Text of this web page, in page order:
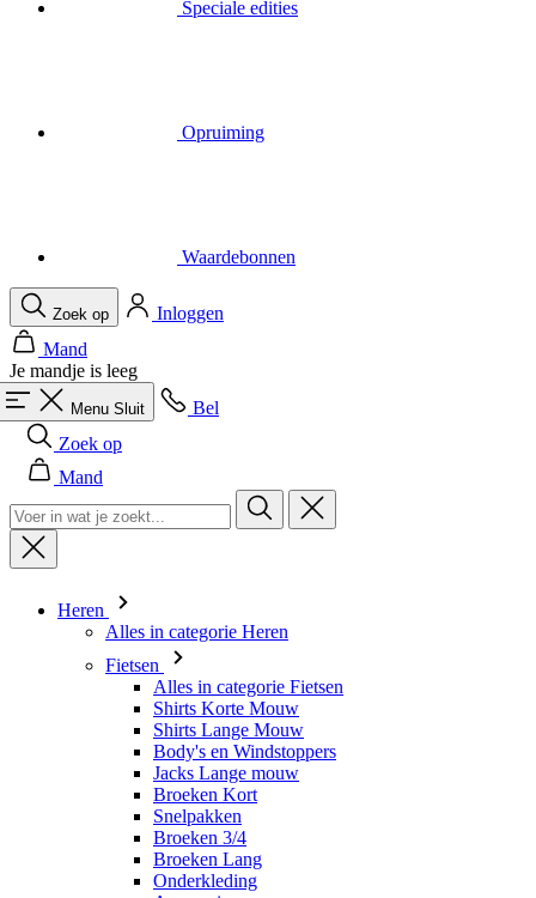
Je mandje is leeg
Menu Sluit
Bel
Zoek op
Mand
Heren
Alles in categorie Heren
Shirts Lange Mouw
Body's en Windstoppers
Jacks Lange mouw
Broeken Kort
Snelpakken
Broeken 3/4
Broeken Lang
Onderkleding
Accessoires
Mutsen en Petten
Handschoenen
Sokken
Overig